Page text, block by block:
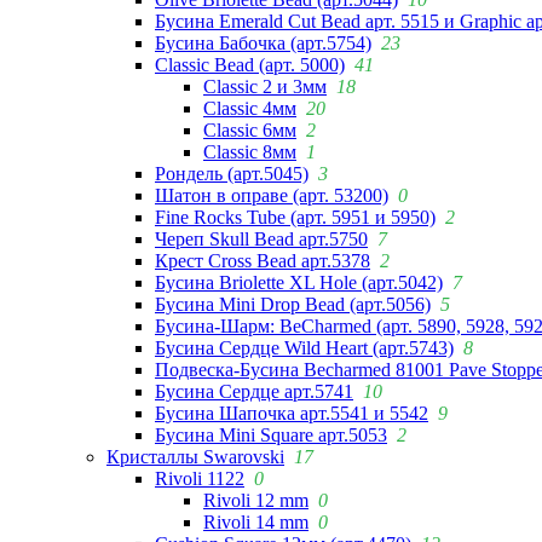
Бусина Emerald Cut Bead арт. 5515 и Graphic
Бусина Бабочка (арт.5754) 23
Classic Bead (арт. 5000) 41
Classic 2 и 3мм 18
Classic 4мм 20
Classic 6мм 2
Classic 8мм 1
Рондель (арт.5045) 3
Шатон в оправе (арт. 53200) 0
Fine Rocks Tube (арт. 5951 и 5950) 2
Череп Skull Bead арт.5750 7
Крест Cross Bead арт.5378 2
Бусина Briolette XL Hole (арт.5042) 7
Бусина Mini Drop Bead (арт.5056) 5
Бусина-Шарм: BeCharmed (арт. 5890, 5928,
Бусина Сердце Wild Heart (арт.5743) 8
Подвеска-Бусина Becharmed 81001 Pave
Бусина Сердце арт.5741
10
Бусина Шапочка арт.5541 и 5542 9
Бусина Mini Square арт.5053 2
Кристаллы Swarovski
17
Rivoli 1122 0
Rivoli 12 mm 0
Rivoli 14 mm 0